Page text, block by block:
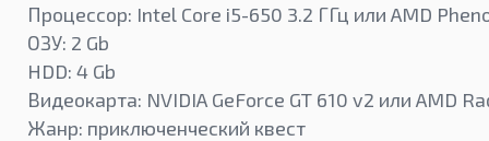
Процессор: Intel Core i5-650 3.2 ГГц или AMD
ОЗУ: 2 Gb
HDD: 4 Gb
Видеокарта: NVIDIA GeForce GT 610 v2 или AMD
Жанр: приключенческий квест